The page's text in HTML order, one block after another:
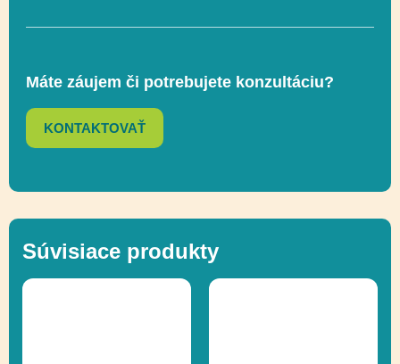
Funkčnosť
Ďalšie informácie
Máte záujem či potrebujete konzultáciu?
KONTAKTOVAŤ
Súvisiace produkty